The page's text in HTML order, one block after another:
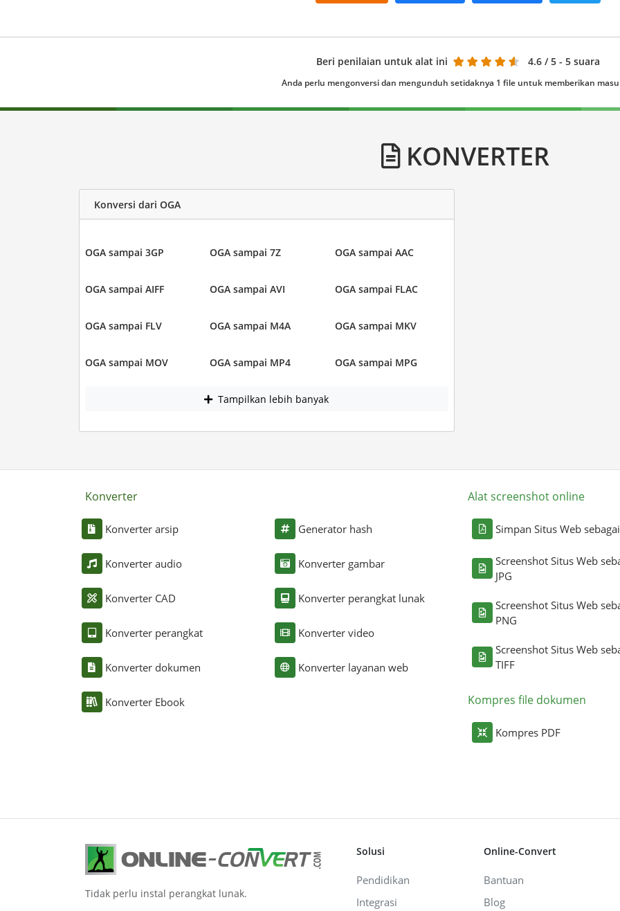
Beri penilaian untuk alat ini 4.6 / 5 - 5 suara
Anda perlu mengonversi dan mengunduh setidaknya 1 file untuk memberikan
KONVERTER
Konversi dari OGA
OGA sampai 3GP OGA sampai 7Z OGA sampai AAC
OGA sampai AIFF OGA sampai AVI OGA sampai FLAC
OGA sampai FLV OGA sampai M4A OGA sampai MKV
OGA sampai MOV OGA sampai MP4 OGA sampai MPG
Tampilkan lebih banyak
Konverter
Konverter arsip
Konverter audio
Konverter CAD
Konverter perangkat
Konverter dokumen
Konverter Ebook
Generator hash
Konverter gambar
Konverter perangkat lunak
Konverter video
Konverter layanan web
Alat screenshot online
Simpan Situs Web
Screenshot Situs Web
JPG
Screenshot Situs Web
PNG
Screenshot Situs Web
TIFF
Kompres file dokumen
Kompres PDF
Tidak perlu instal perangkat lunak.
Solusi
Pendidikan
Integrasi
Online-Convert
Bantuan
Blog